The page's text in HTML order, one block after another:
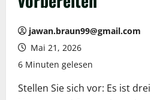
jawan.braun99@gmail.com
Mai 21, 2026
6 Minuten gelesen
Stellen Sie sich vor: Es ist